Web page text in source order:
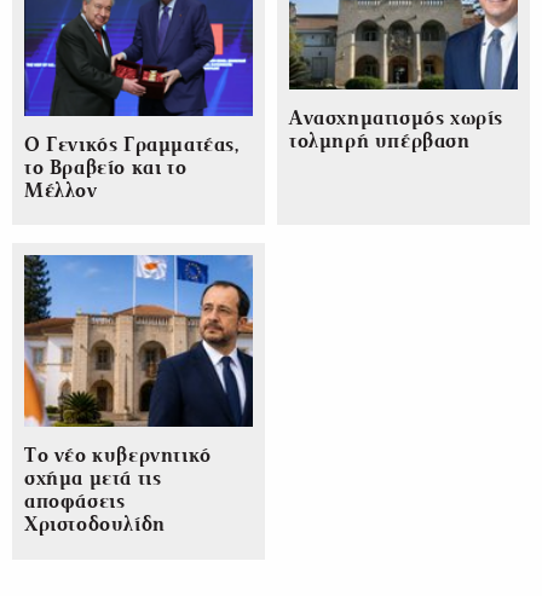
Ο Γενικός Γραμματέας,
το Βραβείο και το
Μέλλον
Ανασχηματισμός χωρίς
τολμηρή υπέρβαση
Το νέο κυβερνητικό
σχήμα μετά τις
αποφάσεις
Χριστοδουλίδη